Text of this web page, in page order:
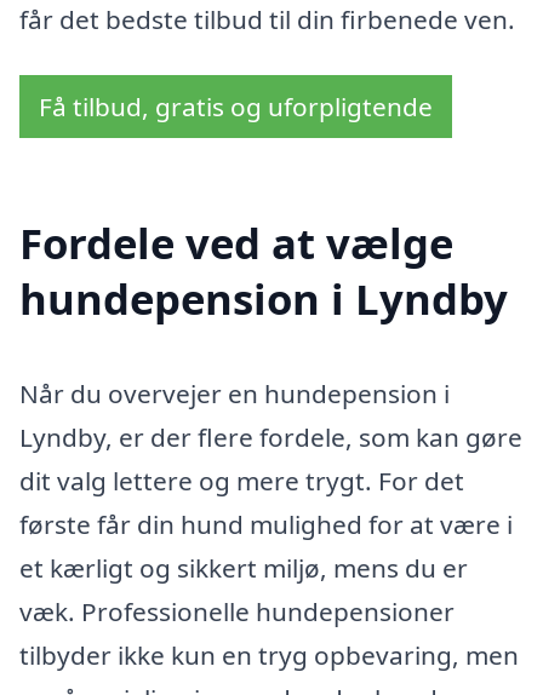
får det bedste tilbud til din firbenede ven.
Få tilbud, gratis og uforpligtende
Fordele ved at vælge
hundepension i Lyndby
Når du overvejer en hundepension i
Lyndby, er der flere fordele, som kan gøre
dit valg lettere og mere trygt. For det
første får din hund mulighed for at være i
et kærligt og sikkert miljø, mens du er
væk. Professionelle hundepensioner
tilbyder ikke kun en tryg opbevaring, men